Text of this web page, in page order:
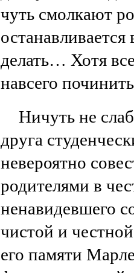
чуть смолкают
делать… Хотя
навсего
Ничуть не
друга
невероятно
родителями в
ненавидевшего
чистой и
его памяти